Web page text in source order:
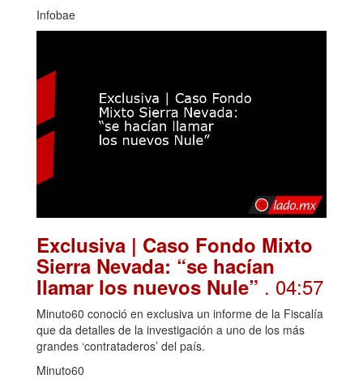
Infobae
Exclusiva | Caso Fondo Mixto
Sierra Nevada: “se hacían
llamar los nuevos Nule” . 04:57
Minuto60 conoció en exclusiva un informe de la Fiscalía
que da detalles de la investigación a uno de los más
grandes ‘contrataderos’ del país.
Minuto60